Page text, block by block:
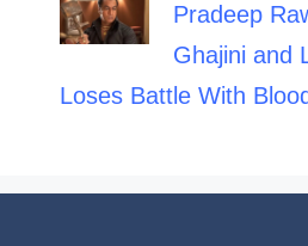
Pradeep
Ghajini and
Loses Battle With